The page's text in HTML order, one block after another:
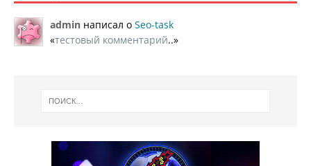
admin написал о Seo-task
«тестовый комментарий..»